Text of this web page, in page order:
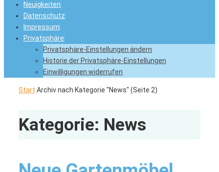
Neuigkeiten
Datenschutz
Impressum
Privatsphäre
Privatsphäre-Einstellungen ändern
Historie der Privatsphäre-Einstellungen
Einwilligungen widerrufen
Start Archiv nach Kategorie "News" (Seite 2)
Kategorie: News